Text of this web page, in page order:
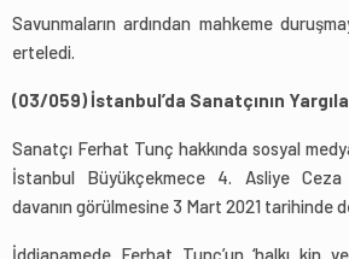
Savunmaların ardından mahkeme
erteledi.
(03/059) İstanbul’da Sanatçının
Sanatçı Ferhat Tunç hakkında sosyal
İstanbul Büyükçekmece 4. Asliye Ceza
davanın görülmesine 3 Mart 2021 tarihinde
İddianamede Ferhat Tunç’un ‘halkı kin